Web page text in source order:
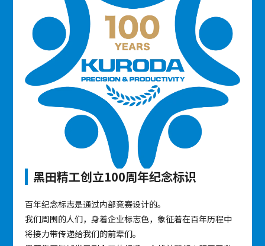
黑田精工创立100周年纪念标识
百年纪念标志是通过内部竞赛设计的。
我们周围的人们，身着企业标志色，象征着在百年历程中
将接力带传递给我们的前辈们。